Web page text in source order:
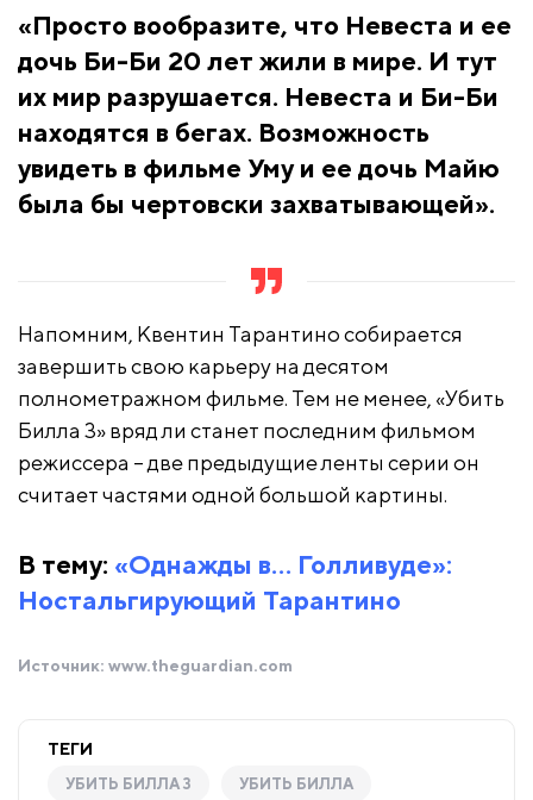
«Просто вообразите, что Невеста и ее
дочь Би-Би 20 лет жили в мире. И тут
их мир разрушается. Невеста и Би-Би
находятся в бегах. Возможность
увидеть в фильме Уму и ее дочь Майю
была бы чертовски захватывающей».
Напомним, Квентин Тарантино собирается
завершить свою карьеру на десятом
полнометражном фильме. Тем не менее, «Убить
Билла 3» вряд ли станет последним фильмом
режиссера – две предыдущие ленты серии он
считает частями одной большой картины.
В тему: «Однажды в… Голливуде»:
Ностальгирующий Тарантино
Источник: www.theguardian.com
ТЕГИ
УБИТЬ БИЛЛА 3 УБИТЬ БИЛЛА